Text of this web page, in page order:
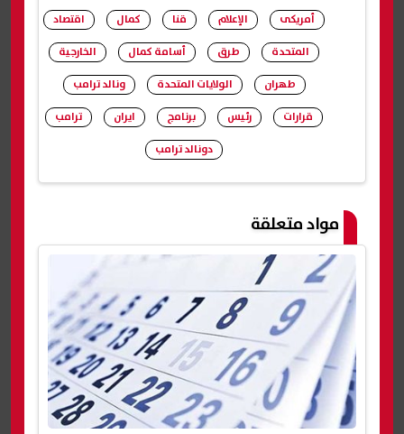
أمريكى
الإعلام قنا كمال
اقتصاد
المتحدة
طرق أسامة كمال
الخارجية
طهران
الولايات المتحدة
ونالد ترامب
قرارات
رئيس برنامج ايران
ترامب
دونالد ترامب
مواد متعلقة